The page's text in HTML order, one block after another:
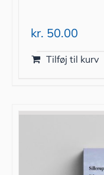
kr. 50.00
Tilføj til kurv